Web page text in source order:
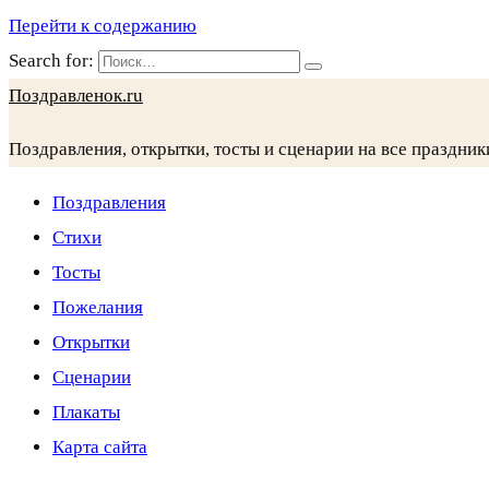
Перейти к содержанию
Search for:
Поздравленок.ru
Поздравления, открытки, тосты и сценарии на все
Поздравления
Стихи
Тосты
Пожелания
Открытки
Сценарии
Плакаты
Карта сайта